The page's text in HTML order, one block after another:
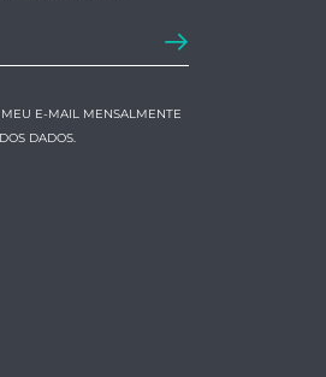
E-MAIL MENSALMENTE
DADOS.